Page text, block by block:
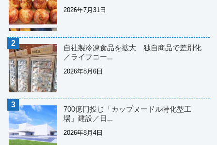
2026年7月31日
自社製冷凍食品を拡大 独自商品で差別化
／ライフコー...
2026年8月6日
700億円投じ「カップヌードル特化型工
場」建設／日...
2026年8月4日